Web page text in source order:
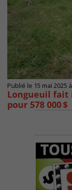
Publié le 15 mai 2025
Longueuil fait
pour 578 000 $